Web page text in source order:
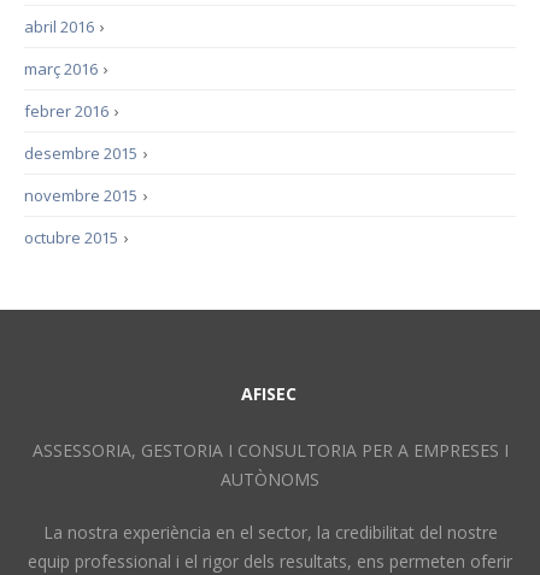
›
abril 2016
›
març 2016
›
febrer 2016
›
desembre 2015
›
novembre 2015
›
octubre 2015
AFISEC
ASSESSORIA, GESTORIA I CONSULTORIA PER A EMPRESES I
AUTÒNOMS
La nostra experiència en el sector, la credibilitat del nostre
equip professional i el rigor dels resultats, ens permeten oferir